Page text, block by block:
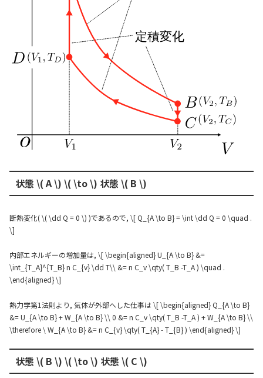
状態 \( A \) \( \to \) 状態 \( B \)
断熱変化( \( \dd Q = 0 \) )であるので, \[ Q_{A \to B} = \int \dd Q = 0 \quad .
\]
内部エネルギーの増加量は, \[ \begin{aligned} U_{A \to B} &=
\int_{T_A}^{T_B} n C_{v} \dd T\\ &= n C_v \qty( T_B -T_A ) \quad .
\end{aligned} \]
熱力学第1法則より, 気体が外部へした仕事は \[ \begin{aligned} Q_{A \to B}
&= U_{A \to B} + W_{A \to B} \\ 0 &= n C_v \qty( T_B -T_A ) + W_{A \to B} \\
\therefore \ W_{A \to B} &= n C_{v} \qty( T_{A} - T_{B} ) \end{aligned} \]
状態 \( B \) \( \to \) 状態 \( C \)